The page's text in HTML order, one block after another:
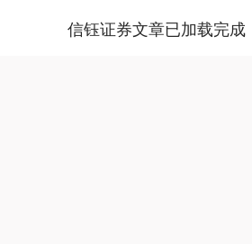
信钰证券文章已加载完成